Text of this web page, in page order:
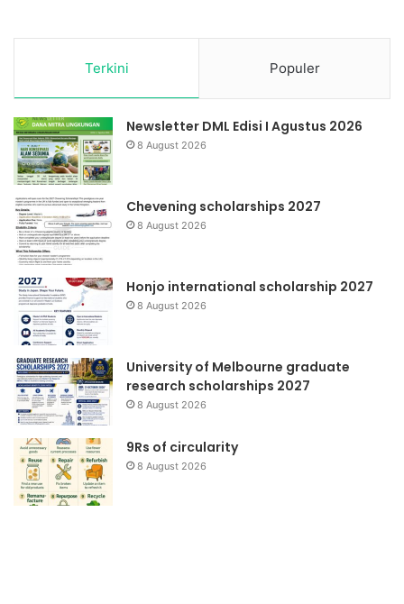
Terkini Populer
Newsletter DML Edisi I Agustus 2026
8 August 2026
Chevening scholarships 2027
8 August 2026
Honjo international scholarship 2027
8 August 2026
University of Melbourne graduate
research scholarships 2027
8 August 2026
9Rs of circularity
8 August 2026